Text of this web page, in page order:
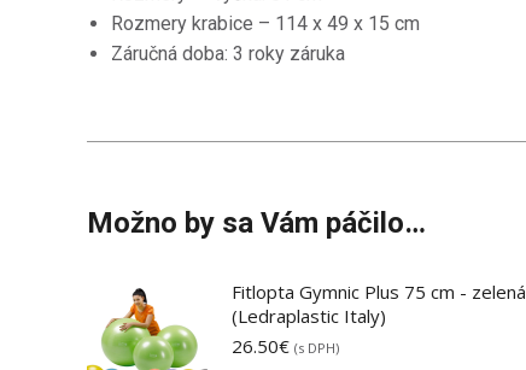
Rozmery krabice – 114 x 49 x 15 cm
Záručná doba: 3 roky záruka
Možno by sa Vám páčilo…
Fitlopta Gymnic Plus 75 cm - zelená
(Ledraplastic Italy)
26.50€ (s DPH)